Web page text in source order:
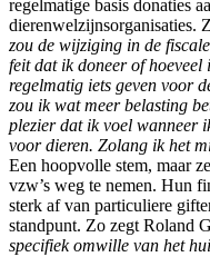
regelmatige basis donaties
dierenwelzijnsorganisaties.
zou de wijziging in de
feit dat ik doneer of hoeveel
regelmatig iets geven voor
zou ik wat meer belasting
plezier dat ik voel wanneer
voor dieren. Zolang ik het
Een hoopvolle stem, maar
vzw’s weg te nemen. Hun
sterk af van particuliere
standpunt. Zo zegt Roland
specifiek omwille van het